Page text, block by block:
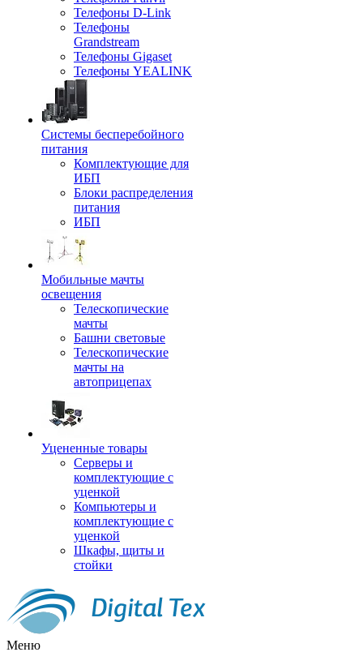
Телефоны D-Link
Телефоны
Grandstream
Телефоны Gigaset
Телефоны YEALINK
Системы бесперебойного
питания
Комплектующие для
ИБП
Блоки распределения
питания
ИБП
Мобильные мачты
освещения
Телескопические
мачты
Башни световые
Телескопические
мачты на
автоприцепах
Уцененные товары
Серверы и
комплектующие с
уценкой
Компьютеры и
комплектующие с
уценкой
Шкафы, щиты и
стойки
Меню